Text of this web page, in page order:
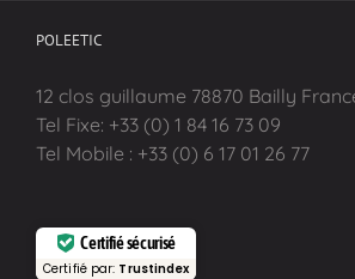
POLEETIC
12 clos guillaume 78870 Bailly
Tel Fixe: +33 (0) 1 84 16 73 09
Tel Mobile : +33 (0) 6 17 01 26 77
Certifié sécurisé
Certifié par: Trustindex